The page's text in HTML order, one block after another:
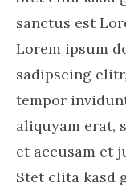
sanctus est
Lorem ipsum
sadipscing
tempor
aliquyam erat,
et accusam et
Stet clita kasd